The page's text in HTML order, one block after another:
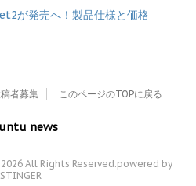
が発売へ！製品仕様と価格
者募集 このページのTOPに戻る
news
All Rights Reserved.powered by
STINGER